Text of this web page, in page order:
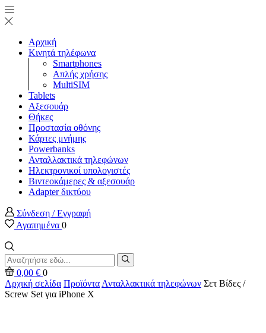
Αρχική
Κινητά τηλέφωνα
Smartphones
Απλής χρήσης
MultiSIM
Tablets
Αξεσουάρ
Θήκες
Προστασία οθόνης
Κάρτες μνήμης
Powerbanks
Ανταλλακτικά τηλεφώνων
Ηλεκτρονικοί υπολογιστές
Βιντεοκάμερες & αξεσουάρ
Adapter δικτύου
Σύνδεση / Εγγραφή
Αγαπημένα 0
Search
input
Αναζήτηση
0,00 € 0
Αρχική σελίδα Προϊόντα Ανταλλακτικά τηλεφώνων Σετ Βίδες /
Screw Set για iPhone X